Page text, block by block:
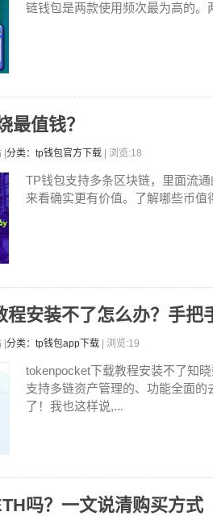
链钱包是两款使用频次最为高的
最值钱？
分类：tp钱包官方下载 | 浏览:18
TP钱包支持多条区块链，里面流
来看确实更有价值。了解哪些币
安装不了怎么办？手把
分类：tp钱包app下载 | 浏览:19
tokenpocket下载教程安装不了知
支持多链资产管理的、功能全面
了！我也这样说,...
吗？一文说清购买方式